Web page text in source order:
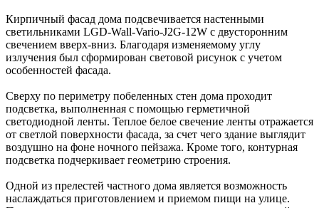
Кирпичный фасад дома подсвечивается настенными
светильниками LGD-Wall-Vario-J2G-12W с двусторонним
свечением вверх-вниз. Благодаря изменяемому углу
излучения был сформирован световой рисунок с учетом
особенностей фасада.
Сверху по периметру побеленных стен дома проходит
подсветка, выполненная с помощью герметичной
светодиодной ленты. Теплое белое свечение ленты отражается
от светлой поверхности фасада, за счет чего здание выглядит
воздушно на фоне ночного пейзажа. Кроме того, контурная
подсветка подчеркивает геометрию строения.
Одной из прелестей частного дома является возможность
наслаждаться приготовлением и приемом пищи на улице.